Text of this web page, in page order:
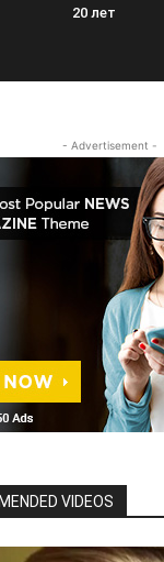
20 лет
- Advertisement -
VIDEOS